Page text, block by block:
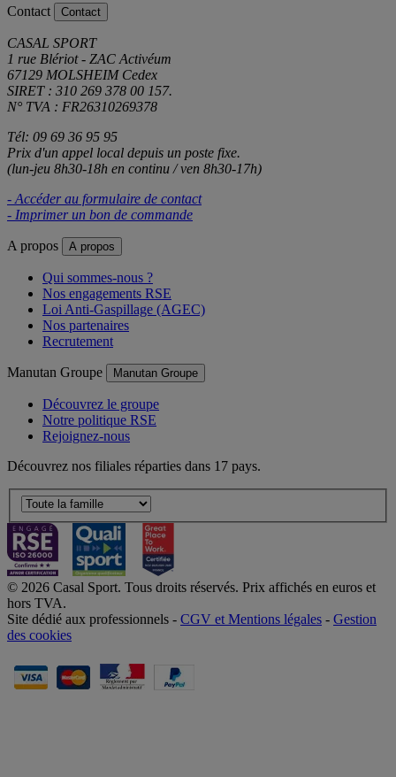
Contact Contact
CASAL SPORT
1 rue Blériot - ZAC Activéum
67129 MOLSHEIM Cedex
SIRET : 310 269 378 00 157.
N° TVA : FR26310269378
Tél: 09 69 36 95 95
Prix d'un appel local depuis un poste fixe.
(lun-jeu 8h30-18h en continu / ven 8h30-17h)
- Accéder au formulaire de contact
- Imprimer un bon de commande
A propos A propos
Qui sommes-nous ?
Nos engagements RSE
Loi Anti-Gaspillage (AGEC)
Nos partenaires
Recrutement
Manutan Groupe Manutan Groupe
Découvrez le groupe
Notre politique RSE
Rejoignez-nous
Découvrez nos filiales réparties dans 17 pays.
© 2026 Casal Sport. Tous droits réservés. Prix affichés en euros et
hors TVA.
Site dédié aux professionnels - CGV et Mentions légales - Gestion
des cookies